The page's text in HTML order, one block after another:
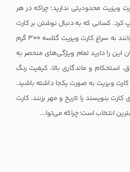
ویزیت محدودیتی ندارید؛ چراکه در هر
کرد. کسانی که به دنبال نوشتن بر کارت
ویزیت خود هستند نیز می‌توانند به سراغ کارت ویزیت گلاسه 300 گرم
این را دارید تمام ویژگی‌های منحصر به
استحکام و ماندگاری بالا، کیفیت رنگ
کارت ویزیت به صورت یکجا داشته باشید.
کارت بنویسند یا تاریخ و مهر بزنند، کارت
انتخاب است؛ چراکه می‌توا...